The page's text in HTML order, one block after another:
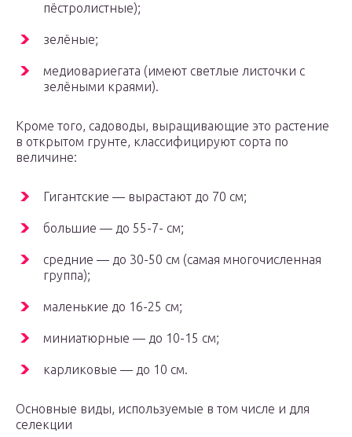
пёстролистные);
зелёные;
медиовариегата (имеют светлые листочки с
зелёными краями).
Кроме того, садоводы, выращивающие это растение
в открытом грунте, классифицируют сорта по
величине:
Гигантские — вырастают до 70 см;
большие — до 55-7- см;
средние — до 30-50 см (самая многочисленная
группа);
маленькие до 16-25 см;
миниатюрные — до 10-15 см;
карликовые — до 10 см.
Основные виды, используемые в том числе и для
селекции